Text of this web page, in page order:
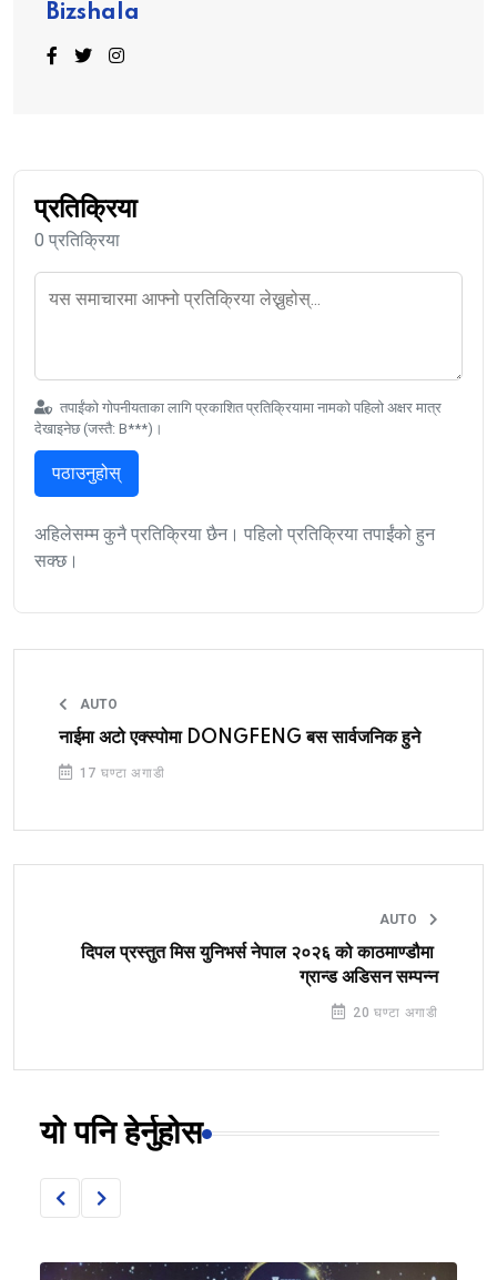
Bizshala
प्रतिक्रिया
0 प्रतिक्रिया
तपाईंको गोपनीयताका लागि प्रकाशित प्रतिक्रियामा नामको पहिलो अक्षर मात्र
देखाइनेछ (जस्तै: B***)।
पठाउनुहोस्
अहिलेसम्म कुनै प्रतिक्रिया छैन। पहिलो प्रतिक्रिया तपाईंको हुन
सक्छ।
AUTO
नाईमा अटो एक्स्पोमा DONGFENG बस सार्वजनिक हुने
17 घण्टा अगाडी
AUTO
दिपल प्रस्तुत मिस युनिभर्स नेपाल २०२६ को काठमाण्डौमा
ग्रान्ड अडिसन सम्पन्न
20 घण्टा अगाडी
यो पनि हेर्नुहोस